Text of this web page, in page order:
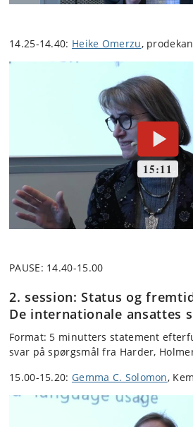
14.25-14.40: Heike Omerzu,
PAUSE: 14.40-15.00
2. session: Status og
De internationale ansattes
Format: 5 minutters statement
svar på spørgsmål fra Harder,
15.00-15.20: Gemma C. Solomon,